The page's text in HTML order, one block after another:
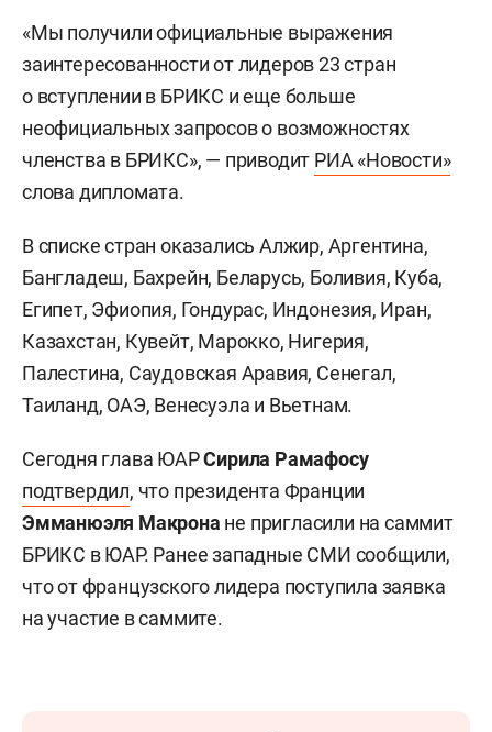
«Мы получили официальные выражения
заинтересованности от лидеров 23 стран
о вступлении в БРИКС и еще больше
неофициальных запросов о возможностях
членства в БРИКС», — приводит РИА «Новости»
слова дипломата.
В списке стран оказались Алжир, Аргентина,
Бангладеш, Бахрейн, Беларусь, Боливия, Куба,
Египет, Эфиопия, Гондурас, Индонезия, Иран,
Казахстан, Кувейт, Марокко, Нигерия,
Палестина, Саудовская Аравия, Сенегал,
Таиланд, ОАЭ, Венесуэла и Вьетнам.
Сегодня глава ЮАРСирила Рамафосу
подтвердил, что президента Франции
Эмманюэля Макрона не пригласили на саммит
БРИКС в ЮАР. Ранее западные СМИ сообщили,
что от французского лидера поступила заявка
на участие в саммите.